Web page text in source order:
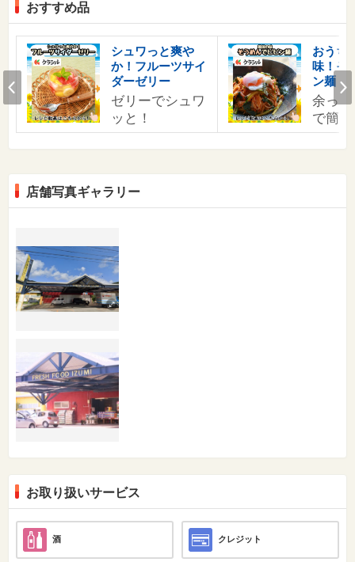
おすすめ品
シュワっと爽や
か！フルーツサイ
ダーゼリー
ゼリーでシュワ
ッと！
おうち
味！そ
ン麺
余っ
で簡
Prev
店舗写真ギャラリー
お取り扱いサービス
酒 クレジット